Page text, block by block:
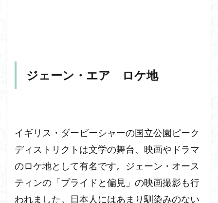
ジェーン・エア ロケ地
イギリス・ダービーシャーの国立公園ピーク
ディストリクトは文学の舞台、映画やドラマ
のロケ地として有名です。ジェーン・オース
ティンの「プライドと偏見」の映画撮影も行
われました。日本人にはあまり馴染みのない